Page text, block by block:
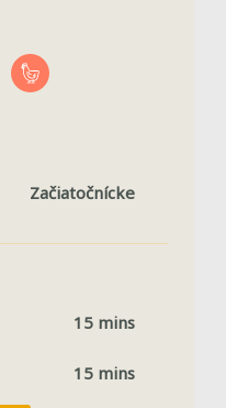
Začiatočnícke
15 mins
15 mins